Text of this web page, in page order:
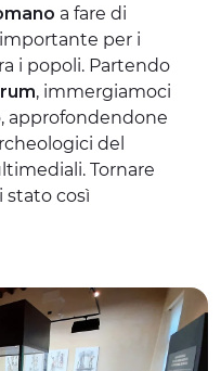
a fare di
per i
i popoli. Partendo
, immergiamoci
approfondendone
del
Tornare
stato così